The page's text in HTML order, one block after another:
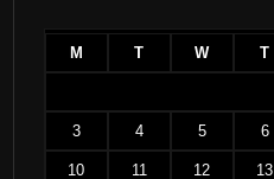
M T W T
3 4 5 6
10 11 12 13